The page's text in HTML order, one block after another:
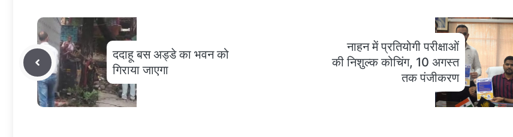
ददाहू बस अड्डे का भवन को
गिराया जाएगा
नाहन में प्रतियोगी परीक्षाओं
की निशुल्क कोचिंग, 10 अगस्त
तक पंजीकरण